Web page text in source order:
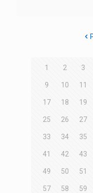
1 2 3
9 10 11
17 18 19
25 26 27
33 34 35
41 42 43
49 50 51
57 58 59